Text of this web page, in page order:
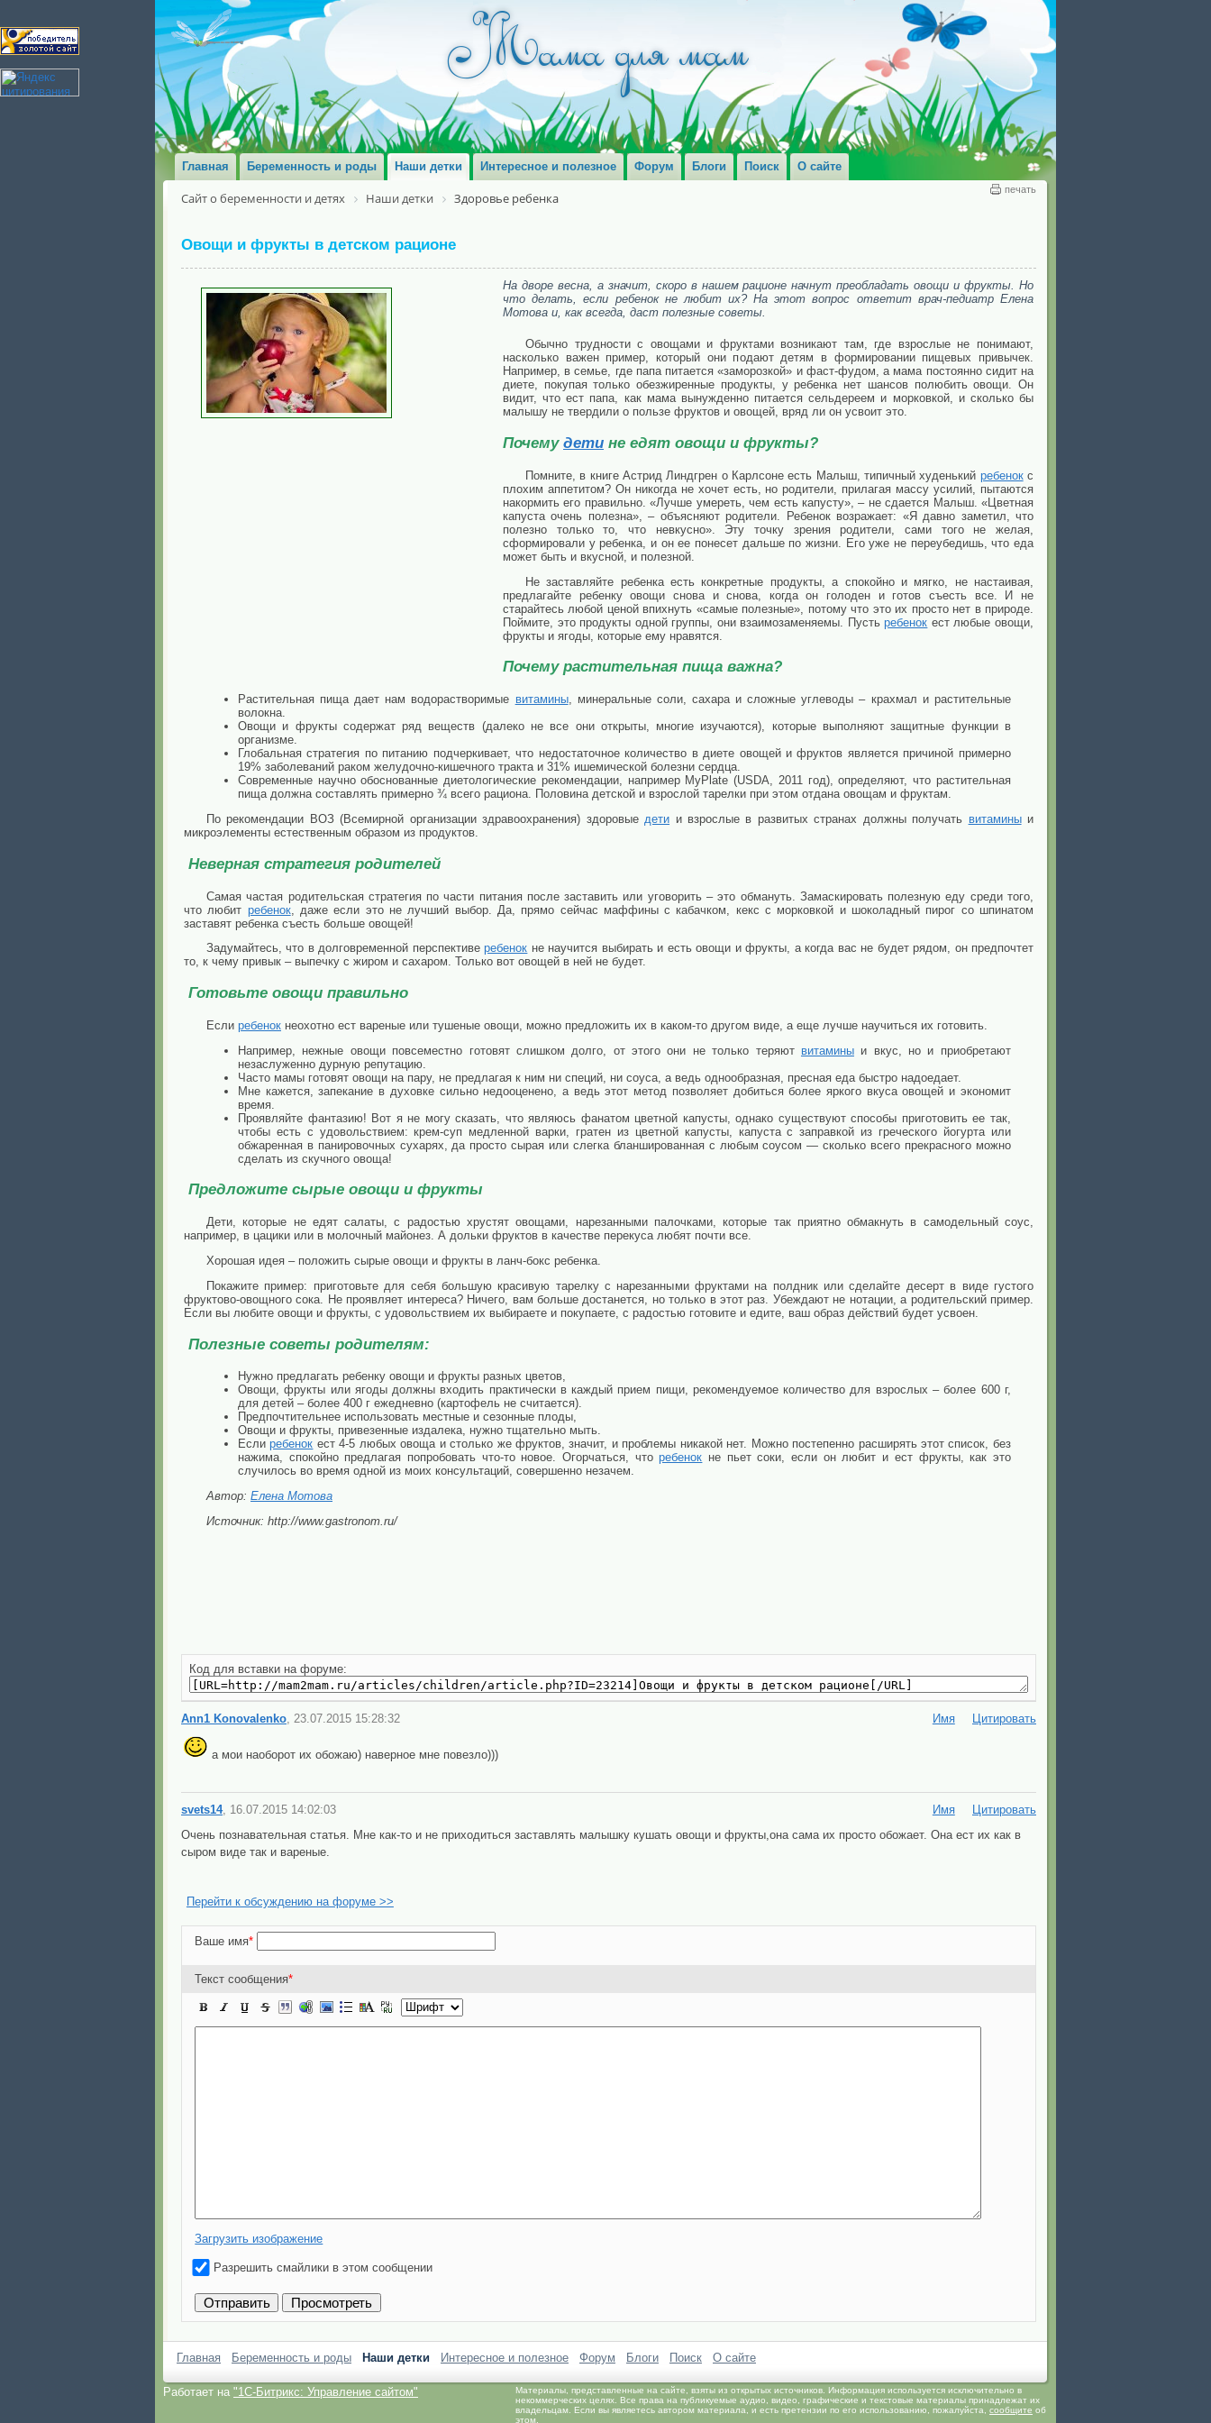
Главная Беременность и роды Наши детки Интересное и полезное Форум Блоги Поиск О сайте
печать
Сайт о беременности и детях Наши детки Здоровье ребенка
Овощи и фрукты в детском рационе
На дворе весна, а значит, скоро в нашем рационе начнут преобладать овощи и фрукты. Но
что делать, если ребенок не любит их? На этот вопрос ответит врач-педиатр Елена
Мотова и, как всегда, даст полезные советы.
Обычно трудности с овощами и фруктами возникают там, где взрослые не понимают,
насколько важен пример, который они подают детям в формировании пищевых привычек.
Например, в семье, где папа питается «заморозкой» и фаст-фудом, а мама постоянно сидит на
диете, покупая только обезжиренные продукты, у ребенка нет шансов полюбить овощи. Он
видит, что ест папа, как мама вынужденно питается сельдереем и морковкой, и сколько бы
малышу не твердили о пользе фруктов и овощей, вряд ли он усвоит это.
Почему дети не едят овощи и фрукты?
Помните, в книге Астрид Линдгрен о Карлсоне есть Малыш, типичный худенький ребенокс
плохим аппетитом? Он никогда не хочет есть, но родители, прилагая массу усилий, пытаются
накормить его правильно. «Лучше умереть, чем есть капусту», – не сдается Малыш. «Цветная
капуста очень полезна», – объясняют родители. Ребенок возражает: «Я давно заметил, что
полезно только то, что невкусно». Эту точку зрения родители, сами того не желая,
сформировали у ребенка, и он ее понесет дальше по жизни. Его уже не переубедишь, что еда
может быть и вкусной, и полезной.
Не заставляйте ребенка есть конкретные продукты, а спокойно и мягко, не настаивая,
предлагайте ребенку овощи снова и снова, когда он голоден и готов съесть все. И не
старайтесь любой ценой впихнуть «самые полезные», потому что это их просто нет в природе.
Поймите, это продукты одной группы, они взаимозаменяемы. Пустьребенок ест любые овощи,
фрукты и ягоды, которые ему нравятся.
Почему растительная пища важна?
Растительная пища дает нам водорастворимые витамины, минеральные соли, сахара и сложные углеводы – крахмал и растительные
волокна.
Овощи и фрукты содержат ряд веществ (далеко не все они открыты, многие изучаются), которые выполняют защитные функции в
организме.
Глобальная стратегия по питанию подчеркивает, что недостаточное количество в диете овощей и фруктов является причиной примерно
19% заболеваний раком желудочно-кишечного тракта и 31% ишемической болезни сердца.
Современные научно обоснованные диетологические рекомендации, например MyPlate (USDA, 2011 год), определяют, что растительная
пища должна составлять примерно ¾ всего рациона. Половина детской и взрослой тарелки при этом отдана овощам и фруктам.
По рекомендации ВОЗ (Всемирной организации здравоохранения) здоровые дети и взрослые в развитых странах должны получать витаминыи
микроэлементы естественным образом из продуктов.
Неверная стратегия родителей
Самая частая родительская стратегия по части питания после заставить или уговорить – это обмануть. Замаскировать полезную еду среди того,
что любит ребенок, даже если это не лучший выбор. Да, прямо сейчас маффины с кабачком, кекс с морковкой и шоколадный пирог со шпинатом
заставят ребенка съесть больше овощей!
Задумайтесь, что в долговременной перспективеребенок не научится выбирать и есть овощи и фрукты, а когда вас не будет рядом, он предпочтет
то, к чему привык – выпечку с жиром и сахаром. Только вот овощей в ней не будет.
Готовьте овощи правильно
Если ребенок неохотно ест вареные или тушеные овощи, можно предложить их в каком-то другом виде, а еще лучше научиться их готовить.
Например, нежные овощи повсеместно готовят слишком долго, от этого они не только теряют витаминыи вкус, но и приобретают
незаслуженно дурную репутацию.
Часто мамы готовят овощи на пару, не предлагая к ним ни специй, ни соуса, а ведь однообразная, пресная еда быстро надоедает.
Мне кажется, запекание в духовке сильно недооценено, а ведь этот метод позволяет добиться более яркого вкуса овощей и экономит
время.
Проявляйте фантазию! Вот я не могу сказать, что являюсь фанатом цветной капусты, однако существуют способы приготовить ее так,
чтобы есть с удовольствием: крем-суп медленной варки, гратен из цветной капусты, капуста с заправкой из греческого йогурта или
обжаренная в панировочных сухарях, да просто сырая или слегка бланшированная с любым соусом — сколько всего прекрасного можно
сделать из скучного овоща!
Предложите сырые овощи и фрукты
Дети, которые не едят салаты, с радостью хрустят овощами, нарезанными палочками, которые так приятно обмакнуть в самодельный соус,
например, в цацики или в молочный майонез. А дольки фруктов в качестве перекуса любят почти все.
Хорошая идея – положить сырые овощи и фрукты в ланч-бокс ребенка.
Покажите пример: приготовьте для себя большую красивую тарелку с нарезанными фруктами на полдник или сделайте десерт в виде густого
фруктово-овощного сока. Не проявляет интереса? Ничего, вам больше достанется, но только в этот раз. Убеждают не нотации, а родительский пример.
Если вы любите овощи и фрукты, с удовольствием их выбираете и покупаете, с радостью готовите и едите, ваш образ действий будет усвоен.
Полезные советы родителям:
Нужно предлагать ребенку овощи и фрукты разных цветов,
Овощи, фрукты или ягоды должны входить практически в каждый прием пищи, рекомендуемое количество для взрослых – более 600 г,
для детей – более 400 г ежедневно (картофель не считается).
Предпочтительнее использовать местные и сезонные плоды,
Овощи и фрукты, привезенные издалека, нужно тщательно мыть.
Еслиребенок ест 4-5 любых овоща и столько же фруктов, значит, и проблемы никакой нет. Можно постепенно расширять этот список, без
нажима, спокойно предлагая попробовать что-то новое. Огорчаться, чторебенок не пьет соки, если он любит и ест фрукты, как это
случилось во время одной из моих консультаций, совершенно незачем.
Автор: Елена Мотова
Источник: http://www.gastronom.ru/
Код для вставки на форуме:
Цитировать
Имя
Ann1 Konovalenko, 23.07.2015 15:28:32
а мои наоборот их обожаю) наверное мне повезло)))
Цитировать
Имя
svets14, 16.07.2015 14:02:03
Очень познавательная статья. Мне как-то и не приходиться заставлять малышку кушать овощи и фрукты,она сама их просто обожает. Она ест их как в
сыром виде так и вареные.
Перейти к обсуждению на форуме >>
Ваше имя*
Текст сообщения*
Загрузить изображение
Разрешить смайлики в этом сообщении
Главная Беременность и роды Наши детки Интересное и полезное Форум Блоги Поиск О сайте
Работает на "1C-Битрикс: Управление сайтом"
Материалы, представленные на сайте, взяты из открытых источников. Информация используется исключительно в
некоммерческих целях. Все права на публикуемые аудио, видео, графические и текстовые материалы принадлежат их
владельцам. Если вы являетесь автором материала, и есть претензии по его использованию, пожалуйста, сообщите об
этом.